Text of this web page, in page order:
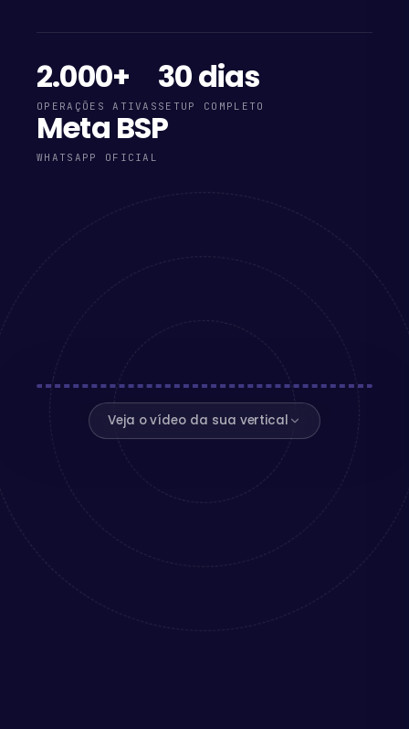
2.000+
OPERAÇÕES ATIVAS
30 dias
SETUP COMPLETO
Meta BSP
WHATSAPP OFICIAL
Veja o vídeo da sua vertical